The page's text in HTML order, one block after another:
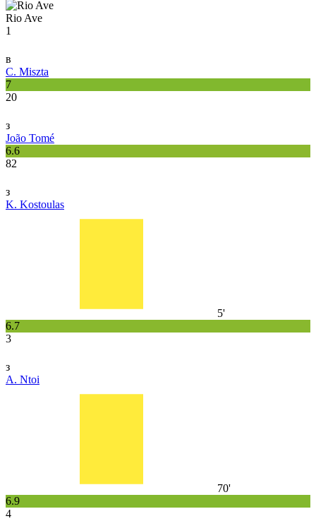
Rio Ave
1
в
C. Miszta
7
20
з
João Tomé
6.6
82
з
K. Kostoulas
5'
6.7
3
з
A. Ntoi
70'
6.9
4